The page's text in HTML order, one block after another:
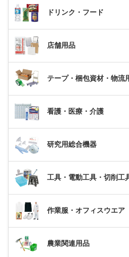
ドリンク・フード
店舗用品
テープ・梱包資材・物流
看護・医療・介護
研究用総合機器
工具・電動工具・切削工
作業服・オフィスウエア
農業関連用品